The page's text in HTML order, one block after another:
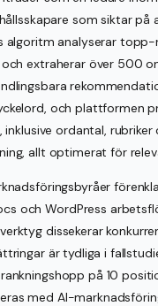
som siktar på
algoritm analyserar
och extraherar över 500
och plattformen
ordantal, rubriker
allt optimerat för
och WordPress
dissekerar
är tydliga i
på 10
med AI-